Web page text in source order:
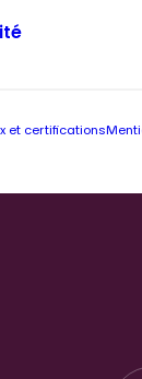
et certifications